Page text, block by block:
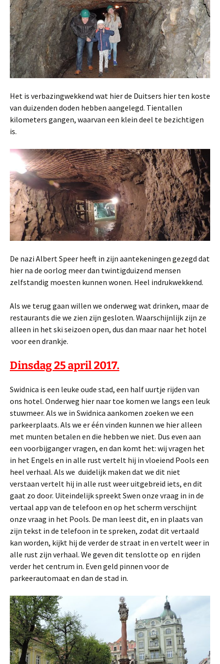
Het is verbazingwekkend wat hier de Duitsers hier ten koste
van duizenden doden hebben aangelegd. Tientallen
kilometers gangen, waarvan een klein deel te bezichtigen
is.
De nazi Albert Speer heeft in zijn aantekeningen gezegd dat
hier na de oorlog meer dan twintigduizend mensen
zelfstandig moesten kunnen wonen. Heel indrukwekkend.
Als we terug gaan willen we onderweg wat drinken, maar de
restaurants die we zien zijn gesloten. Waarschijnlijk zijn ze
alleen in het ski seizoen open, dus dan maar naar het hotel
voor een drankje.
Dinsdag 25 april 2017.
Swidnica is een leuke oude stad, een half uurtje rijden van
ons hotel. Onderweg hier naar toe komen we langs een leuk
stuwmeer. Als we in Swidnica aankomen zoeken we een
parkeerplaats. Als we er één vinden kunnen we hier alleen
met munten betalen en die hebben we niet. Dus even aan
een voorbijganger vragen, en dan komt het: wij vragen het
in het Engels en in alle rust vertelt hij in vloeiend Pools een
heel verhaal. Als we duidelijk maken dat we dit niet
verstaan vertelt hij in alle rust weer uitgebreid iets, en dit
gaat zo door. Uiteindelijk spreekt Swen onze vraag in in de
vertaal app van de telefoon en op het scherm verschijnt
onze vraag in het Pools. De man leest dit, en in plaats van
zijn tekst in de telefoon in te spreken, zodat dit vertaald
kan worden, kijkt hij de verder de straat in en vertelt weer in
alle rust zijn verhaal. We geven dit tenslotte op en rijden
verder het centrum in. Even geld pinnen voor de
parkeerautomaat en dan de stad in.